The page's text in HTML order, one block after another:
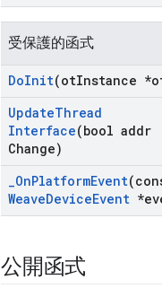
受保護的函式
DoInit(otInstance
UpdateThread
Interface(bool addr
Change)
_OnPlatformEvent
WeaveDeviceEvent
公開函式